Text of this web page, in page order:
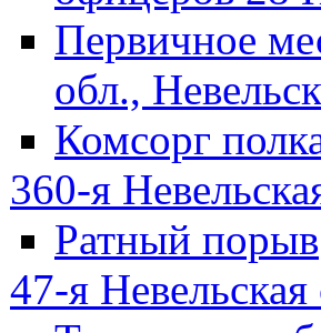
Первичное
обл.,
Комсорг
360-я
Ратный порыв
47-я Невельская